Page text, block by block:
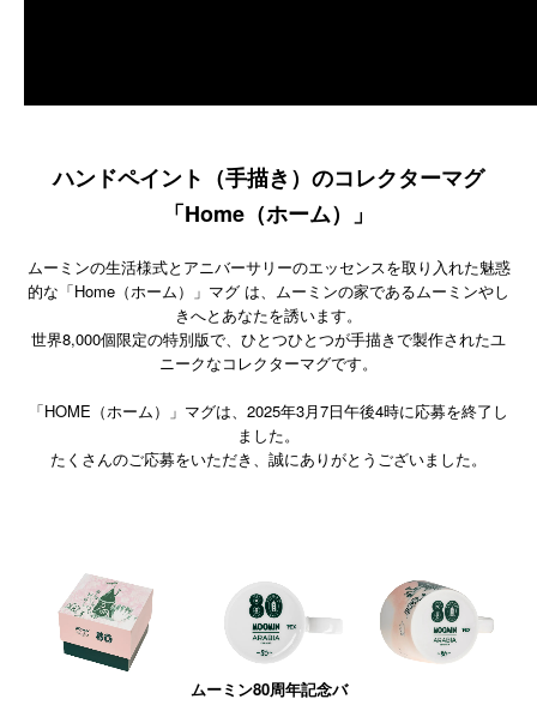
ハンドペイント（手描き）のコレクターマグ
「Home（ホーム）」
ムーミンの生活様式とアニバーサリーのエッセンスを取り入れた魅惑
的な「Home（ホーム）」マグ は、ムーミンの家であるムーミンやし
きへとあなたを誘います。
世界8,000個限定の特別版で、ひとつひとつが手描きで製作されたユ
ニークなコレクターマグです。
「HOME（ホーム）」マグは、2025年3月7日午後4時に応募を終了し
ました。
たくさんのご応募をいただき、誠にありがとうございました。
ムーミン80周年記念バ